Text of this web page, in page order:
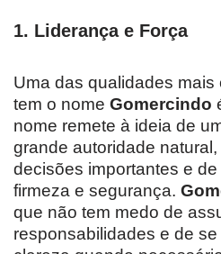
1. Liderança e Força
Uma das qualidades
tem o nome Gomercindo
nome remete à ideia de
grande autoridade
decisões importantes e
firmeza e segurança.
que não tem medo de
responsabilidades e de